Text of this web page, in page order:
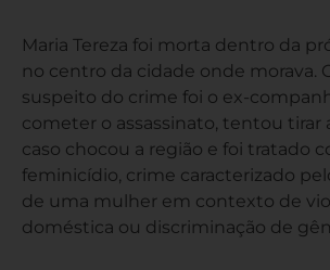
Maria Tereza foi morta dentro da
no centro da cidade onde morava.
suspeito do crime foi o ex-
cometer o assassinato, tentou tirar
caso chocou a região e foi tratado
feminicídio, crime caracterizado
de uma mulher em contexto de
doméstica ou discriminação de